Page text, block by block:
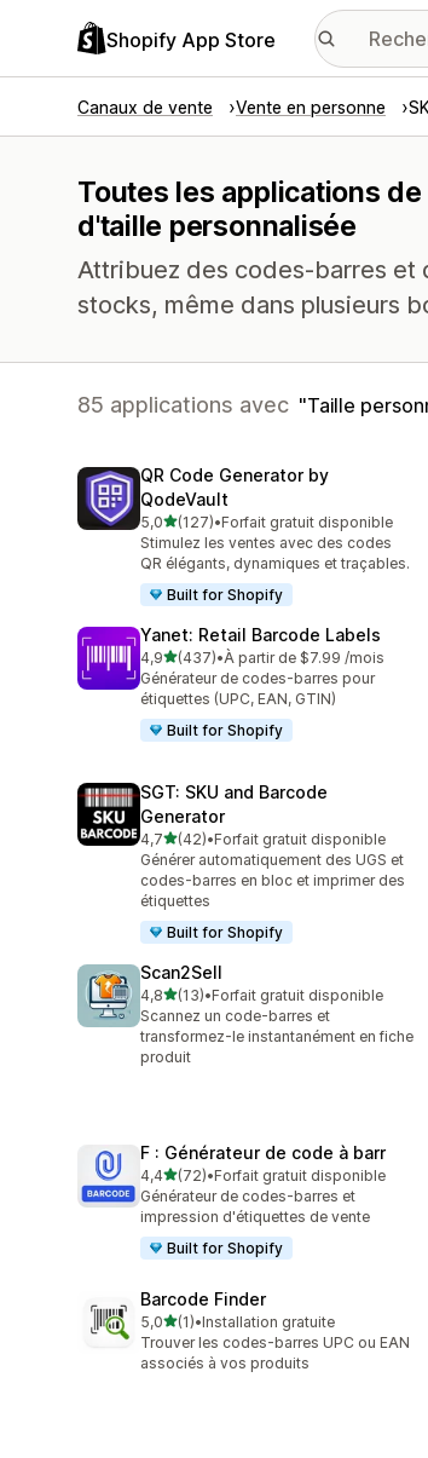
Shopify App Store
Canaux de vente Vente en personne
Toutes les applications
d'taille personnalisée
Attribuez des codes-barres et
stocks, même dans plusieurs
85 applications avec Taille
QR Code Generator by
QodeVault
5,0étoile(s) sur 5
(127)
127 avis au total
•Forfait gratuit disponible
Stimulez les ventes avec des codes
QR élégants, dynamiques et traçables.
Built for Shopify
Yanet: Retail Barcode Labels
4,9étoile(s) sur 5
(437)
437 avis au total
•À partir de $7.99 /mois
Générateur de codes-barres pour
étiquettes (UPC, EAN, GTIN)
Built for Shopify
SGT: SKU and Barcode
Generator
4,7étoile(s) sur 5
(42)
42 avis au total
•Forfait gratuit disponible
Générer automatiquement des UGS et
codes-barres en bloc et imprimer des
étiquettes
Built for Shopify
Scan2Sell
4,8étoile(s) sur 5
(13)
13 avis au total
•Forfait gratuit disponible
Scannez un code-barres et
transformez-le instantanément en fiche
produit
F : Générateur de code à barr
4,4étoile(s) sur 5
(72)
72 avis au total
•Forfait gratuit disponible
Générateur de codes-barres et
impression d'étiquettes de vente
Built for Shopify
Barcode Finder
5,0étoile(s) sur 5
(1)
1 avis au total
•Installation gratuite
Trouver les codes-barres UPC ou EAN
associés à vos produits